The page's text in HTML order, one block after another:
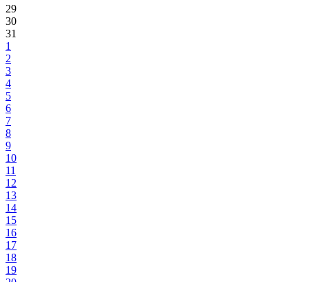
29
30
31
1
2
3
4
5
6
7
8
9
10
11
12
13
14
15
16
17
18
19